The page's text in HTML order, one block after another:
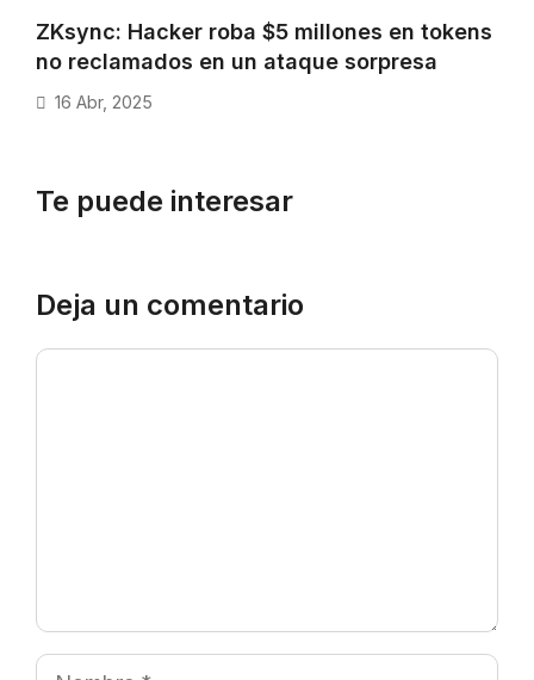
ZKsync: Hacker roba $5 millones en tokens
no reclamados en un ataque sorpresa
16 Abr, 2025
Te puede interesar
Deja un comentario
Comentario
Nombre